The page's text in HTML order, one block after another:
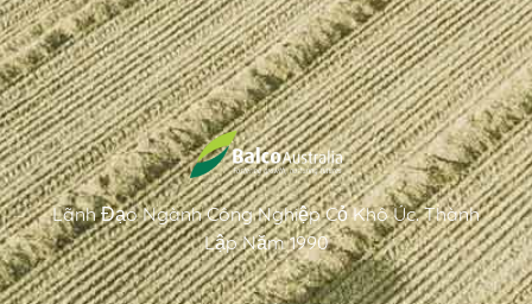
Lãnh Đạo Ngành Công Nghiệp Cỏ Khô Úc. Thành
Lập Năm 1990